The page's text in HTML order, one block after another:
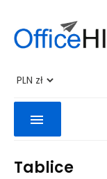
menu
Tablice